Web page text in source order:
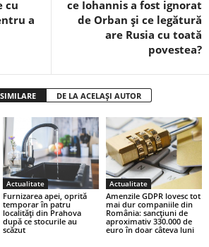
cu
a
ce Iohannis a fost ignorat
de Orban și ce legătură
are Rusia cu toată
povestea?
DE LA ACELAȘI AUTOR
Actualitate
Furnizarea apei, oprită
temporar în patru
localităţi din Prahova
după ce stocurile au
scăzut
Actualitate
Amenzile GDPR lovesc tot
mai dur companiile din
România: sancțiuni de
aproximativ 330.000 de
euro în doar câteva luni